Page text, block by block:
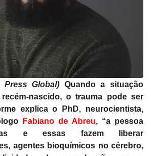
Press Global) Quando a situação
nascido, o trauma pode ser
explica o PhD, neurocientista,
Fabiano de Abreu, “a pessoa
e essas fazem liberar
agentes bioquímicos no cérebro,